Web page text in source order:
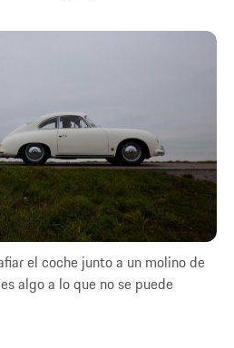
el coche junto a un molino de
algo a lo que no se puede